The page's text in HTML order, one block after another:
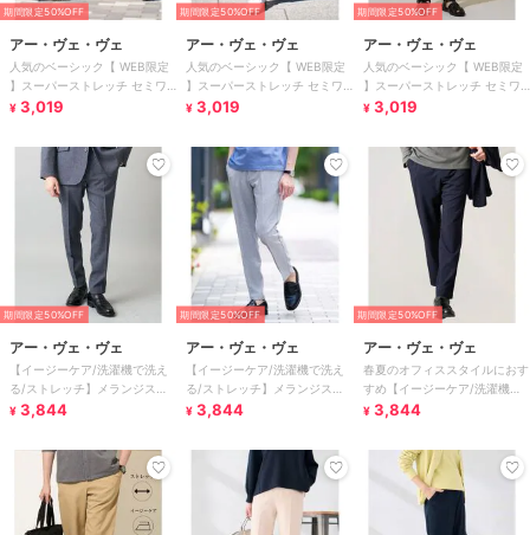
期間限定50%OFF
アー・ヴェ・ヴェ
人気のベーシック【 WEB限定
】スーパーストレッチ セミワ
イドパンツ（シーズンレス）
¥ 3,019
期間限定50%OFF
アー・ヴェ・ヴェ
人気のベーシック【 WEB限定
】スーパーストレッチ セミワ
イドパンツ（シーズンレス）
¥ 3,019
期間限定50%OFF
アー・ヴェ・ヴェ
人気のベーシック【 WEB限定
】スーパーストレッチ セミワ
イドパンツ（シーズンレス）
¥ 3,019
期間限定50%OFF
アー・ヴェ・ヴェ
【イージーケア/洗濯機で洗え
る/ストレッチ】メランジスマ
ートスラックス
¥ 3,844
期間限定50%OFF
アー・ヴェ・ヴェ
【イージーケア/洗濯機で洗え
る/ストレッチ】メランジスマ
ートスラックス
¥ 3,844
期間限定50%OFF
アー・ヴェ・ヴェ
春夏のオフィススタイルにおす
すめ【イージーケア/洗濯機で
洗える/毛玉になりにくい/スト
¥ 3,844